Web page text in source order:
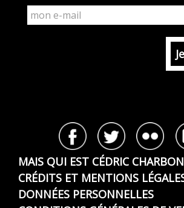
MAIS QUI EST CÉDRIC
CRÉDITS ET MENTIONS
DONNÉES PERSONNELLES